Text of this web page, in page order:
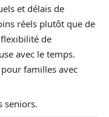
et délais de
réels plutôt que de
de
avec le temps.
familles avec
seniors.